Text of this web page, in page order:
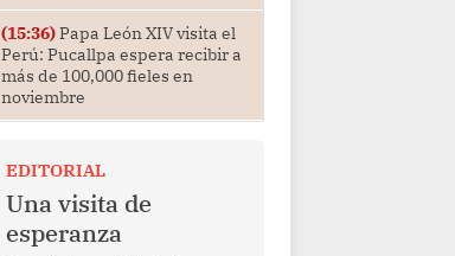
(15:36)Papa León XIV visita el
Perú: Pucallpa espera recibir a
más de 100,000 fieles en
noviembre
EDITORIAL
Una visita de
esperanza